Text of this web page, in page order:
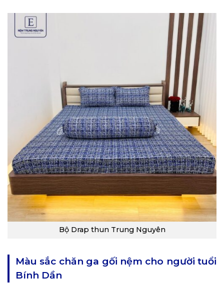
Bộ Drap thun Trung Nguyên
Màu sắc chăn ga gối nệm cho người tuổi
Bính Dần